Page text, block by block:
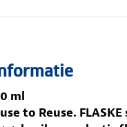
ml
to Reuse.